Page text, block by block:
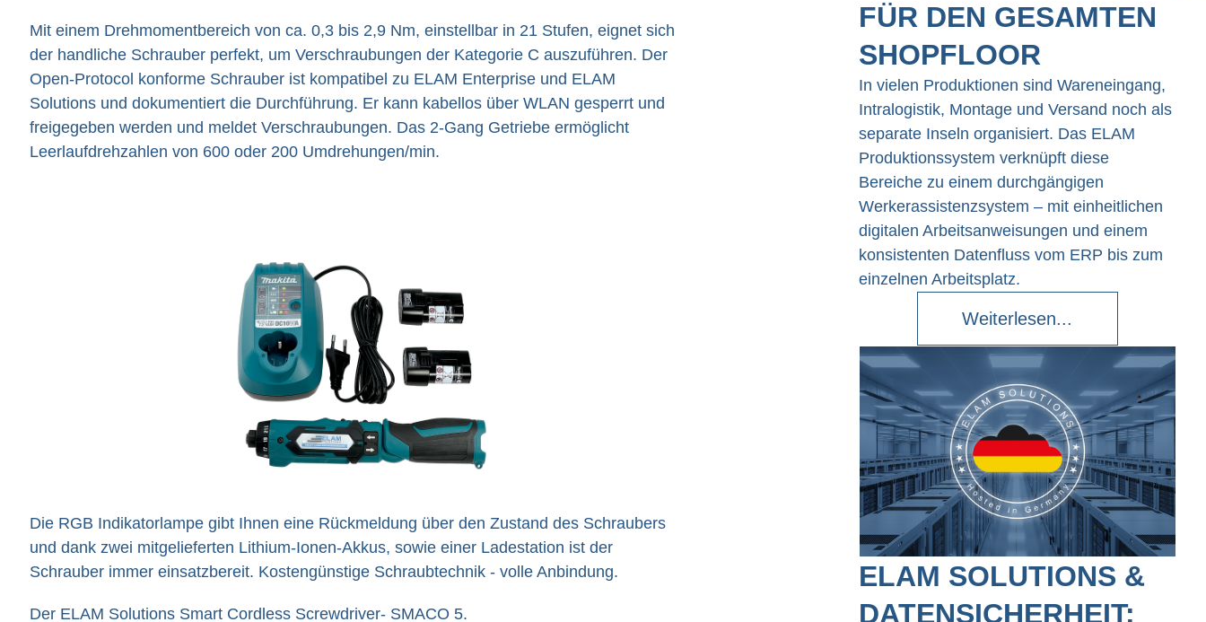
Mit einem Drehmomentbereich von ca. 0,3 bis 2,9 Nm, einstellbar in 21 Stufen, eignet sich
der handliche Schrauber perfekt, um Verschraubungen der Kategorie C auszuführen. Der
Open-Protocol konforme Schrauber ist kompatibel zu ELAM Enterprise und ELAM
Solutions und dokumentiert die Durchführung. Er kann kabellos über WLAN gesperrt und
freigegeben werden und meldet Verschraubungen. Das 2-Gang Getriebe ermöglicht
Leerlaufdrehzahlen von 600 oder 200 Umdrehungen/min.
Die RGB Indikatorlampe gibt Ihnen eine Rückmeldung über den Zustand des Schraubers
und dank zwei mitgelieferten Lithium-Ionen-Akkus, sowie einer Ladestation ist der
Schrauber immer einsatzbereit. Kostengünstige Schraubtechnik - volle Anbindung.
Der ELAM Solutions Smart Cordless Screwdriver- SMACO 5.
FÜR DEN GESAMTEN
SHOPFLOOR
In vielen Produktionen sind Wareneingang,
Intralogistik, Montage und Versand noch als
separate Inseln organisiert. Das ELAM
Produktionssystem verknüpft diese
Bereiche zu einem durchgängigen
Werkerassistenzsystem – mit einheitlichen
digitalen Arbeitsanweisungen und einem
konsistenten Datenfluss vom ERP bis zum
einzelnen Arbeitsplatz.
Weiterlesen...
ELAM SOLUTIONS &
DATENSICHERHEIT: